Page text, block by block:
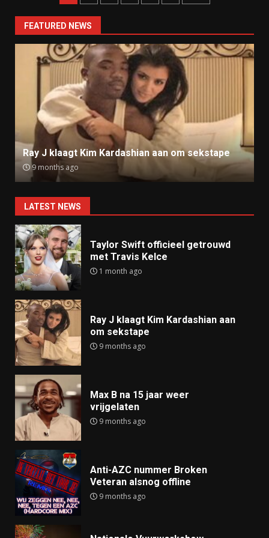
navigation
FEATURED NEWS
Ray J klaagt Kim Kardashian aan om sekstape
9 months ago
LATEST NEWS
Taylor Swift officieel getrouwd
met Travis Kelce
1 month ago
Ray J klaagt Kim Kardashian aan
om sekstape
9 months ago
Max B na 15 jaar weer
vrijgelaten
9 months ago
Anti-AZC nummer Broken
Veteran alsnog offline
9 months ago